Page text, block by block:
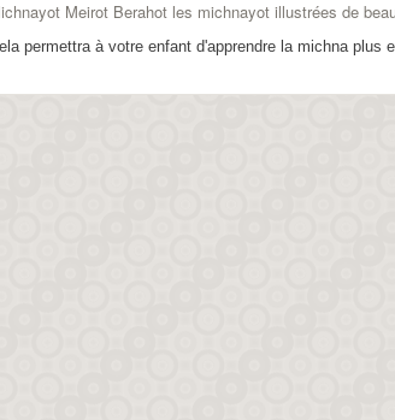
Meirot Berahot les michnayot illustrées de
permettra à votre enfant d'apprendre la michna